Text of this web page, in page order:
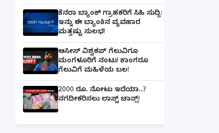
ಕೆನರಾ ಬ್ಯಾಂಕ್‌ ಗ್ರಾಹಕರಿಗೆ ಸಿಹಿ ಸುದ್ದಿ:
ಇನ್ನು ಈ ಬ್ಯಾಂಕಿನ ವ್ಯವಹಾರ
ಮತ್ತಷ್ಟು ಸುಲಭ!
ಆಸೀಸ್ ವಿಶ್ವಕಪ್ ಗೆಲುವಿಗೂ
ಮಂಗಳೂರಿಗೆ ನಂಟು! ಕಾಂಗರೂ
ಗೆಲುವಿಗೆ ಮಹಿಳೆಯ ಬಲ!
2000 ರೂ. ನೋಟು ಇದೆಯಾ..?
ನಗದೀಕರಿಸಲು ಲಾಸ್ಟ್‌ ಚಾನ್ಸ್‌!